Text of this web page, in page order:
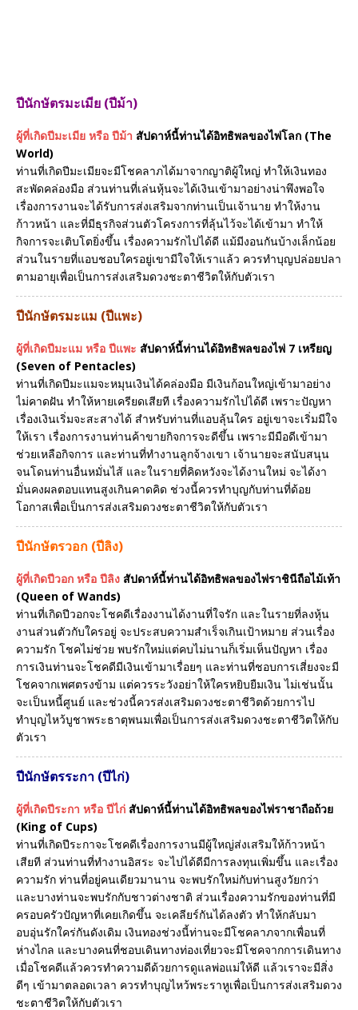
ปีนักษัตรมะเมีย (ปีม้า)
ผู้ที่เกิดปีมะเมีย หรือ ปีม้า สัปดาห์นี้ท่านได้อิทธิพลของไพ่โลก (The
World)
ท่านที่เกิดปีมะเมียจะมีโชคลาภได้มาจากญาติผู้ใหญ่ ทำให้เงินทอง
สะพัดคล่องมือ ส่วนท่านที่เล่นหุ้นจะได้เงินเข้ามาอย่างน่าพึงพอใจ
เรื่องการงานจะได้รับการส่งเสริมจากท่านเป็นเจ้านาย ทำให้งาน
ก้าวหน้า และที่มีธุรกิจส่วนตัวโครงการที่ลุ้นไว้จะได้เข้ามา ทำให้
กิจการจะเติบโตยิ่งขึ้น เรื่องความรักไปได้ดี แม้มีงอนกันบ้างเล็กน้อย
ส่วนในรายที่แอบชอบใครอยู่เขามีใจให้เราแล้ว ควรทำบุญปล่อยปลา
ตามอายุเพื่อเป็นการส่งเสริมดวงชะตาชีวิตให้กับตัวเรา
ปีนักษัตรมะแม (ปีแพะ)
ผู้ที่เกิดปีมะแม หรือ ปีแพะ สัปดาห์นี้ท่านได้อิทธิพลของไพ่ 7 เหรียญ
(Seven of Pentacles)
ท่านที่เกิดปีมะแมจะหมุนเงินได้คล่องมือ มีเงินก้อนใหญ่เข้ามาอย่าง
ไม่คาดฝัน ทำให้หายเครียดเสียที เรื่องความรักไปได้ดี เพราะปัญหา
เรื่องเงินเริ่มจะสะสางได้ สำหรับท่านที่แอบลุ้นใคร อยู่เขาจะเริ่มมีใจ
ให้เรา เรื่องการงานท่านค้าขายกิจการจะดีขึ้น เพราะมีมือดีเข้ามา
ช่วยเหลือกิจการ และท่านที่ทำงานลูกจ้างเขา เจ้านายจะสนับสนุน
จนโดนท่านอื่นหมั่นไส้ และในรายที่คิดหวังจะได้งานใหม่ จะได้งา
มั่นคงผลตอบแทนสูงเกินคาดคิด ช่วงนี้ควรทำบุญกับท่านที่ด้อย
โอกาสเพื่อเป็นการส่งเสริมดวงชะตาชีวิตให้กับตัวเรา
ปีนักษัตรวอก (ปีลิง)
ผู้ที่เกิดปีวอก หรือ ปีลิง สัปดาห์นี้ท่านได้อิทธิพลของไพ่ราชินีถือไม้เท้า
(Queen of Wands)
ท่านที่เกิดปีวอกจะโชคดีเรื่องงานได้งานที่ใจรัก และในรายที่ลงหุ้น
งานส่วนตัวกับใครอยู่ จะประสบความสำเร็จเกินเป้าหมาย ส่วนเรื่อง
ความรัก โชคไม่ช่วย พบรักใหม่แต่คบไม่นานก็เริ่มเห็นปัญหา เรื่อง
การเงินท่านจะโชคดีมีเงินเข้ามาเรื่อยๆ และท่านที่ชอบการเสี่ยงจะมี
โชคจากเพศตรงข้าม แต่ควรระวังอย่าให้ใครหยิบยืมเงิน ไม่เช่นนั้น
จะเป็นหนี้ศูนย์ และช่วงนี้ควรส่งเสริมดวงชะตาชีวิตด้วยการไป
ทำบุญไหว้บูชาพระธาตุพนมเพื่อเป็นการส่งเสริมดวงชะตาชีวิตให้กับ
ตัวเรา
ปีนักษัตรระกา (ปีไก่)
ผู้ที่เกิดปีระกา หรือ ปีไก่ สัปดาห์นี้ท่านได้อิทธิพลของไพ่ราชาถือถ้วย
(King of Cups)
ท่านที่เกิดปีระกาจะโชคดีเรื่องการงานมีผู้ใหญ่ส่งเสริมให้ก้าวหน้า
เสียที ส่วนท่านที่ทำงานอิสระ จะไปได้ดีมีการลงทุนเพิ่มขึ้น และเรื่อง
ความรัก ท่านที่อยู่คนเดียวมานาน จะพบรักใหม่กับท่านสูงวัยกว่า
และบางท่านจะพบรักกับชาวต่างชาติ ส่วนเรื่องความรักของท่านที่มี
ครอบครัวปัญหาที่เคยเกิดขึ้น จะเคลียร์กันได้ลงตัว ทำให้กลับมา
อบอุ่นรักใคร่กันดังเดิม เงินทองช่วงนี้ท่านจะมีโชคลาภจากเพื่อนที่
ห่างไกล และบางคนที่ชอบเดินทางท่องเที่ยวจะมีโชคจากการเดินทาง
เมื่อโชคดีแล้วควรทำความดีด้วยการดูแลพ่อแม่ให้ดี แล้วเราจะมีสิ่ง
ดีๆ เข้ามาตลอดเวลา ควรทำบุญไหว้พระราหูเพื่อเป็นการส่งเสริมดวง
ชะตาชีวิตให้กับตัวเรา